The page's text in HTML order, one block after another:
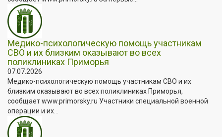
Медико-психологическую помощь участникам
СВО и их близким оказывают во всех
поликлиниках Приморья
07.07.2026
Медико-психологическую помощь участникам СВО и их
близким оказывают во всех поликлиниках Приморья,
сообщает www.primorsky.ru Участники специальной военной
операции и их...